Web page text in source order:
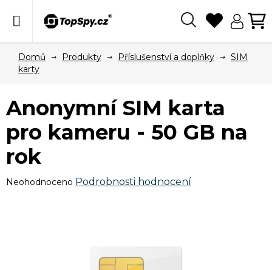
Domů Produkty Příslušenství a doplňky
SIM
karty
Anonymní SIM karta
pro kameru - 50 GB na
rok
Průměrné
Neohodnoceno Podrobnosti hodnocení